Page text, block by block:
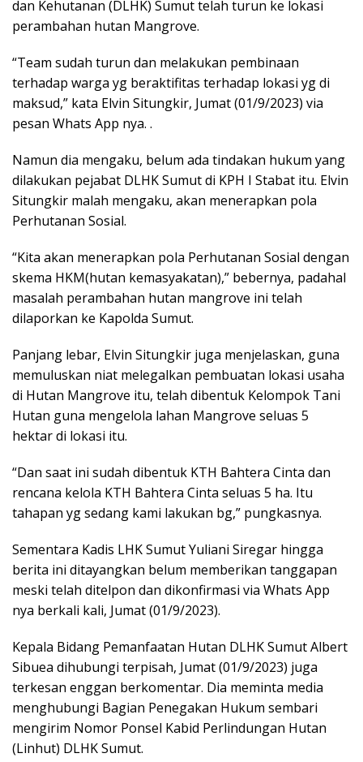
dan Kehutanan (DLHK) Sumut telah turun ke lokasi
perambahan hutan Mangrove.
“Team sudah turun dan melakukan pembinaan
terhadap warga yg beraktifitas terhadap lokasi yg di
maksud,” kata Elvin Situngkir, Jumat (01/9/2023) via
pesan Whats App nya. .
Namun dia mengaku, belum ada tindakan hukum yang
dilakukan pejabat DLHK Sumut di KPH I Stabat itu. Elvin
Situngkir malah mengaku, akan menerapkan pola
Perhutanan Sosial.
“Kita akan menerapkan pola Perhutanan Sosial dengan
skema HKM(hutan kemasyakatan),” bebernya, padahal
masalah perambahan hutan mangrove ini telah
dilaporkan ke Kapolda Sumut.
Panjang lebar, Elvin Situngkir juga menjelaskan, guna
memuluskan niat melegalkan pembuatan lokasi usaha
di Hutan Mangrove itu, telah dibentuk Kelompok Tani
Hutan guna mengelola lahan Mangrove seluas 5
hektar di lokasi itu.
“Dan saat ini sudah dibentuk KTH Bahtera Cinta dan
rencana kelola KTH Bahtera Cinta seluas 5 ha. Itu
tahapan yg sedang kami lakukan bg,” pungkasnya.
Sementara Kadis LHK Sumut Yuliani Siregar hingga
berita ini ditayangkan belum memberikan tanggapan
meski telah ditelpon dan dikonfirmasi via Whats App
nya berkali kali, Jumat (01/9/2023).
Kepala Bidang Pemanfaatan Hutan DLHK Sumut Albert
Sibuea dihubungi terpisah, Jumat (01/9/2023) juga
terkesan enggan berkomentar. Dia meminta media
menghubungi Bagian Penegakan Hukum sembari
mengirim Nomor Ponsel Kabid Perlindungan Hutan
(Linhut) DLHK Sumut.